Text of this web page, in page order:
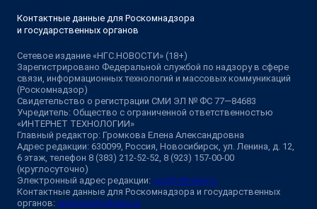
Контактные данные для Роскомнадзора
и государственных органов
Сетевое издание «НГС.НОВОСТИ» (18+)
Зарегистрировано Федеральной службой по надзору в сфере
связи, информационных технологий и массовых коммуникаций
(Роскомнадзор)
Свидетельство о регистрации СМИ ЭЛ № ФС 77—84683
Учредитель: Общество с ограниченной ответственностью
«ИНТЕРНЕТ ТЕХНОЛОГИИ»
Главный редактор: Громкова Елена Александровна
Адрес редакции: 630099, Россия, Новосибирск, ул. Ленина, д. 12,
6 этаж, телефон 8 (383) 212-52-52, 8 (923) 157-00-00
(круглосуточно)
Электронный адрес редакции: ngs@shkulev.ru
Контактные данные для Роскомнадзора и государственных
органов: juristnsk@shkulev.ru